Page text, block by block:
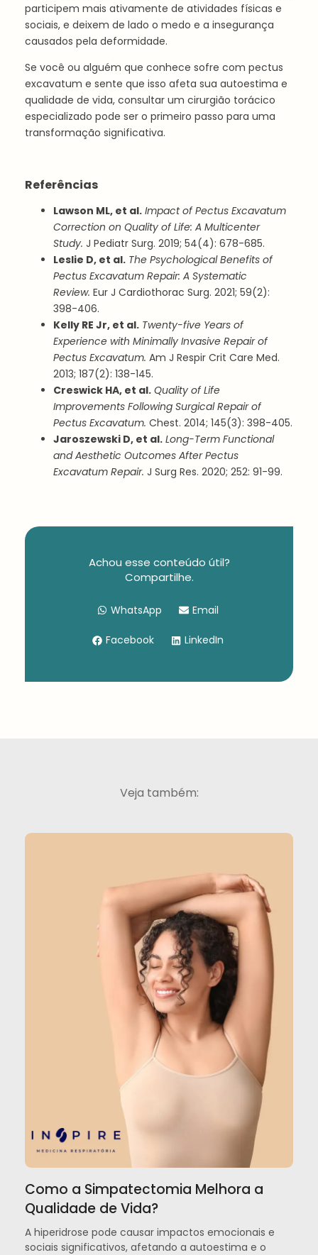
participem mais ativamente de atividades físicas e
sociais, e deixem de lado o medo e a insegurança
causados pela deformidade.
Se você ou alguém que conhece sofre com pectus
excavatum e sente que isso afeta sua autoestima e
qualidade de vida, consultar um cirurgião torácico
especializado pode ser o primeiro passo para uma
transformação significativa.
Referências
Lawson ML, et al. Impact of Pectus Excavatum
Correction on Quality of Life: A Multicenter
Study. J Pediatr Surg. 2019; 54(4): 678-685.
Leslie D, et al. The Psychological Benefits of
Pectus Excavatum Repair: A Systematic
Review. Eur J Cardiothorac Surg. 2021; 59(2):
398-406.
Kelly RE Jr, et al. Twenty-five Years of
Experience with Minimally Invasive Repair of
Pectus Excavatum. Am J Respir Crit Care Med.
2013; 187(2): 138-145.
Creswick HA, et al. Quality of Life
Improvements Following Surgical Repair of
Pectus Excavatum. Chest. 2014; 145(3): 398-405.
Jaroszewski D, et al. Long-Term Functional
and Aesthetic Outcomes After Pectus
Excavatum Repair. J Surg Res. 2020; 252: 91-99.
Achou esse conteúdo útil?
Compartilhe.
WhatsApp Email
Facebook LinkedIn
Veja também:
Como a Simpatectomia Melhora a
Qualidade de Vida?
A hiperidrose pode causar impactos emocionais e
sociais significativos, afetando a autoestima e o